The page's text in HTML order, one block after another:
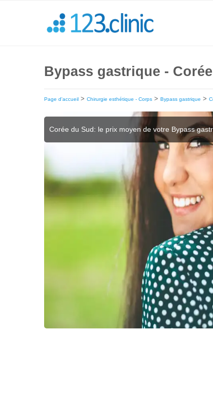
Bypass gastrique -
Page d'accueil > Chirurgie esthétique - Corps > Bypass gastrique >
Corée du Sud: le prix moyen de votre Bypass